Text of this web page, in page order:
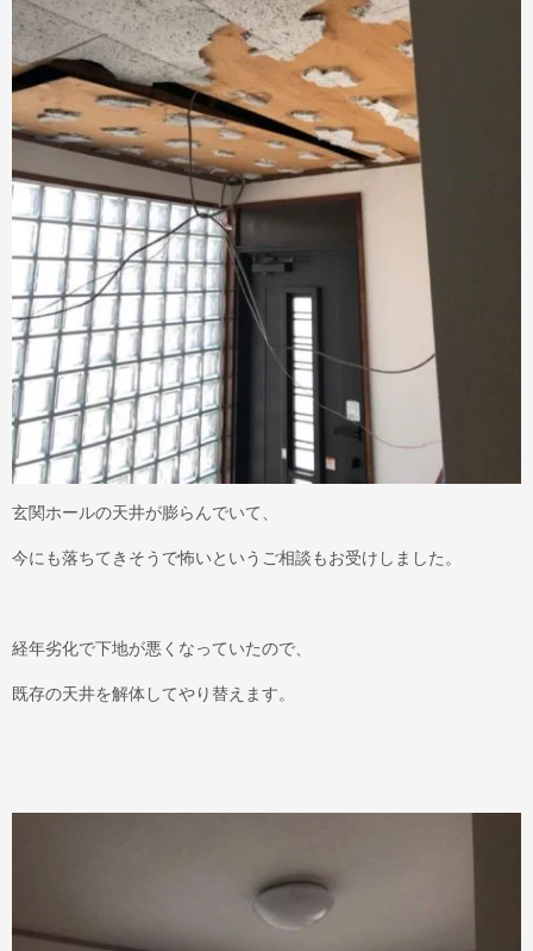
玄関ホールの天井が膨らんでいて、
今にも落ちてきそうで怖いというご相談もお受けしました。
経年劣化で下地が悪くなっていたので、
既存の天井を解体してやり替えます。